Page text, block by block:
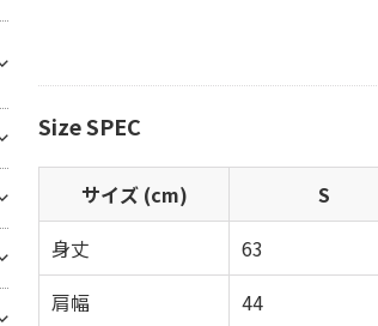
Size SPEC
サイズ (cm) S
身丈
63
肩幅
44